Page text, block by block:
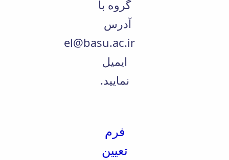
گروه با
آدرس
el@basu.ac.ir
ایمیل
نمایید.
فرم
تعیین